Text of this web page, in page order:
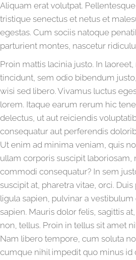
Aliquam erat volutpat.
tristique senectus et netus et
egestas. Cum sociis natoque
parturient montes, nascetur
Proin mattis lacinia justo. In
tincidunt, sem odio bibendum
wisi sed libero. Vivamus luctus
lorem. Itaque earum rerum hic
delectus, ut aut reiciendis
consequatur aut perferendis
Ut enim ad minima veniam, quis
ullam corporis suscipit laboriosam,
commodi consequatur? In sem
suscipit at, pharetra vitae, orci.
ligula sapien, pulvinar a vestibulum
sapien. Mauris dolor felis, sagittis
non, tellus. Proin in tellus sit amet
Nam libero tempore, cum soluta
cumque nihil impedit quo minus id